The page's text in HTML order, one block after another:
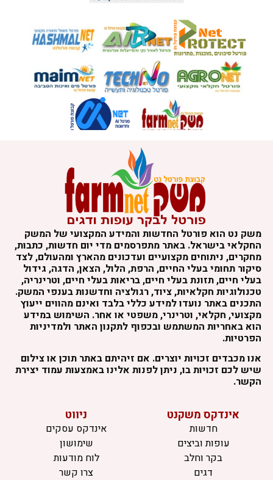
משק נט הוא פורטל החדשות והמידע המקצועי של המשק
החקלאי בישראל. באתר מתפרסמים מדי יום חדשות, כתבות,
מחקרים, ניתוחים מקצועיים ועדכונים מהארץ ומהעולם, לצד
סיקור תחומי בעלי החיים, הרפת, הלול, הצאן, הדגה, גידול
בעלי חיים, תזונת בעלי חיים, בריאות בעלי חיים, וטרינריה,
טכנולוגיות חקלאיות, ציוד, רגולציה וחדשנות בענפי המשק.
התכנים באתר נועדו למידע כללי בלבד ואינם מהווים ייעוץ
מקצועי, חקלאי, וטרינרי, משפטי או אחר. השימוש במידע
הוא באחריות המשתמש ובכפוף לתקנון האתר ולמדיניות
הפרטיות.
אנו מכבדים זכויות יוצרים. אם זיהיתם באתר תוכן או צילום
שיש לכם זכויות בו, ניתן לפנות אלינו באמצעות עמוד יצירת
הקשר.
אינדקס משקנט
חדשות
עופות וביצים
בקר וחלב
דגים
ניווט
אינדקס עסקים
שימושון
לוח מודעות
צרו קשר